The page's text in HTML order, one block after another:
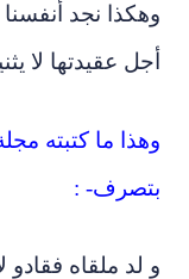
وهكذا نجد
أجل عقيدتها لا
بتصرف- :
و لد ملقاه